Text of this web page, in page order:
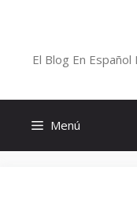
El Blog En
Menú